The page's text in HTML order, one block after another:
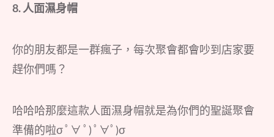
8. 人面濕身帽
你的朋友都是一群瘋子，每次聚會都會吵到店家要
趕你們嗎？
哈哈哈那麼這款人面濕身帽就是為你們的聖誕聚會
準備的啦σ ﾟ∀ ﾟ) ﾟ∀ﾟ)σ